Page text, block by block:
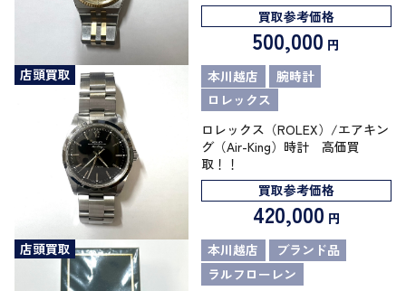
買取参考価格
500,000 円
店頭買取
本川越店
腕時計
ロレックス
ロレックス（ROLEX）/エアキン
グ（Air-King）時計 高価買
取！！
買取参考価格
420,000 円
店頭買取
本川越店
ブランド品
ラルフローレン